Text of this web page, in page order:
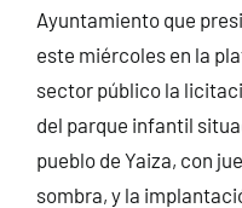
Ayuntamiento que
este miércoles en la
sector público la
del parque infantil
pueblo de Yaiza, con
sombra, y la